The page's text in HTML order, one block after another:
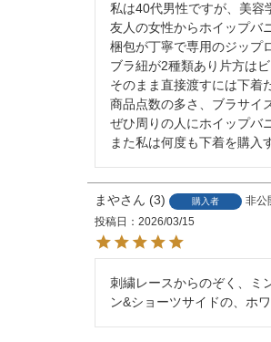
私は40代男性ですが、美容
友人の女性からホイップバ
梱包が丁寧で専用のジップ
ブラ紐が2種類あり片方は
そのまま直接渡すには下着
商品点数の多さ、ブラサイ
ぜひ周りの人にホイップバ
まや 3 購入者
非公
投稿日
2026/03/15
刺繍レースからのぞく、ミ
ン&ショーツサイドの、ホ